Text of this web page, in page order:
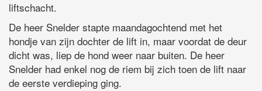
liftschacht.
De heer Snelder stapte maandagochtend met het
hondje van zijn dochter de lift in, maar voordat de deur
dicht was, liep de hond weer naar buiten. De heer
Snelder had enkel nog de riem bij zich toen de lift naar
de eerste verdieping ging.